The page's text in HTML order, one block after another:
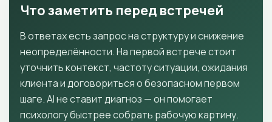
Что заметить перед встречей
В ответах есть запрос на структуру и снижение
неопределённости. На первой встрече стоит
уточнить контекст, частоту ситуации, ожидания
клиента и договориться о безопасном первом
шаге. AI не ставит диагноз — он помогает
психологу быстрее собрать рабочую картину.